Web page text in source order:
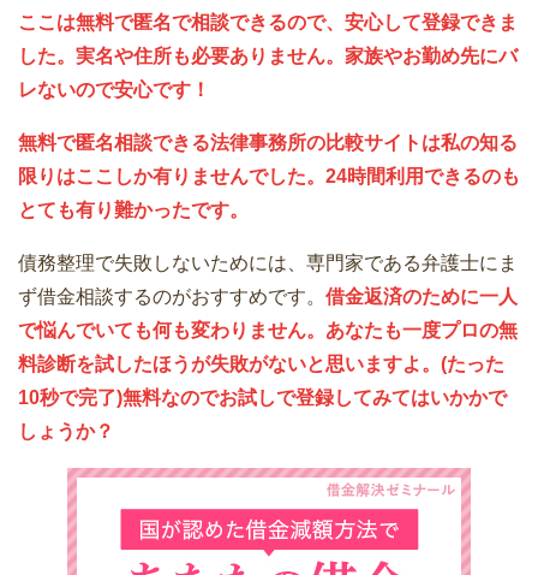
ここは無料で匿名で相談できるので、安心して登録できま
した。実名や住所も必要ありません。家族やお勤め先にバ
レないので安心です！
無料で匿名相談できる法律事務所の比較サイトは私の知る
限りはここしか有りませんでした。24時間利用できるのも
とても有り難かったです。
債務整理で失敗しないためには、専門家である弁護士にま
ず借金相談するのがおすすめです。 借金返済のために一人
で悩んでいても何も変わりません。あなたも一度プロの無
料診断を試したほうが失敗がないと思いますよ。(たった
10秒で完了)無料なのでお試しで登録してみてはいかかで
しょうか？